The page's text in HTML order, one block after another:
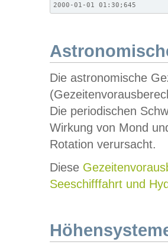
2000-01-01 01:30;645
Die astronomische
Die periodischen
Wirkung von Mond
Rotation verursacht.
Diese
Seeschifffahrt und